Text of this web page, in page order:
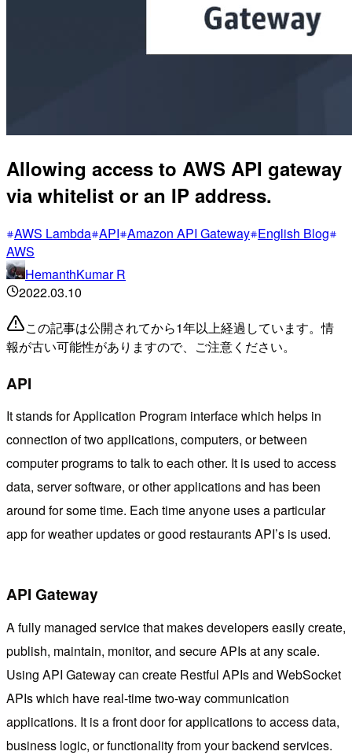
Allowing access to AWS API gateway
via whitelist or an IP address.
AWS Lambda API Amazon API Gateway English Blog
AWS
HemanthKumar R
2022.03.10
この記事は公開されてから1年以上経過しています。情
報が古い可能性がありますので、ご注意ください。
API
It stands for Application Program interface which helps in
connection of two applications, computers, or between
computer programs to talk to each other. It is used to access
data, server software, or other applications and has been
around for some time. Each time anyone uses a particular
app for weather updates or good restaurants API’s is used.
API Gateway
A fully managed service that makes developers easily create,
publish, maintain, monitor, and secure APIs at any scale.
Using API Gateway can create Restful APIs and WebSocket
APIs which have real-time two-way communication
applications. It is a front door for applications to access data,
business logic, or functionality from your backend services.